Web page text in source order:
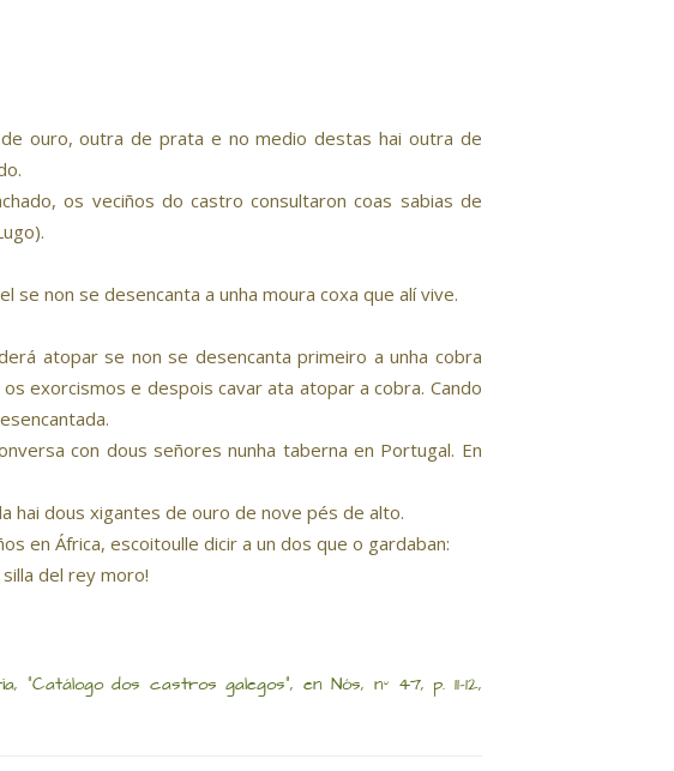
ouro, outra de prata e no medio destas hai outra de
os veciños do castro consultaron coas sabias de
non se desencanta a unha moura coxa que alí vive.
atopar se non se desencanta primeiro a unha cobra
exorcismos e despois cavar ata atopar a cobra. Cando
con dous señores nunha taberna en Portugal. En
hai dous xigantes de ouro de nove pés de alto.
en África, escoitoulle dicir a un dos que o gardaban:
del rey moro!
“Catálogo dos castros galegos”, en Nós, nº 47, p. 11-12,